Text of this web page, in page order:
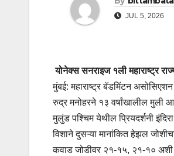
JUL 5, 2026
योनेक्स सनराइज १ली महाराष्ट्र
मुंबई: महाराष्ट्र बॅडमिंटन
रुद्र मनोहरने १३ वर्षांखालील मुली
मुलुंड पश्चिम येथील प्रियदर्शनी
विशाने दुसऱ्या मानांकित हेझल
कवाड जोडीवर २१-१५, २१-१० अशी